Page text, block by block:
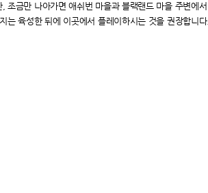
조금만 나아가면 애쉬번 마을과 블랙랜드 마을 주변에서
는육성한 뒤에 이곳에서 플레이하시는 것을 권장합니다.